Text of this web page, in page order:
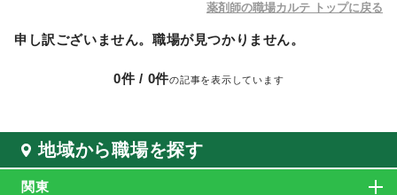
薬剤師の職場カルテ トップに戻る
申し訳ございません。職場が見つかりません。
0件 / 0件の記事を表示しています
地域から職場を探す
関東